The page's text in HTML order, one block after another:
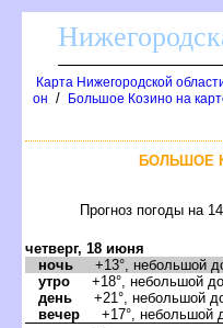
Карта Нижегородской
он / Большое Козино на
БОЛЬШОЕ
Прогноз погоды на
четверг, 18 июня
ночь +13°, небольшой
утро +18°, небольшой
день +21°, небольшой
ечер +17°, небольшой